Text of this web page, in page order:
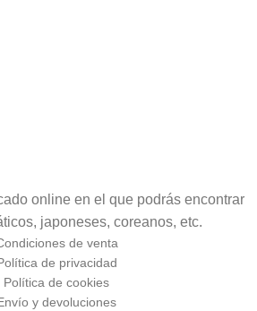
online en el que podrás encontrar
japoneses, coreanos, etc.
de venta
de privacidad
Política de cookies
y devoluciones